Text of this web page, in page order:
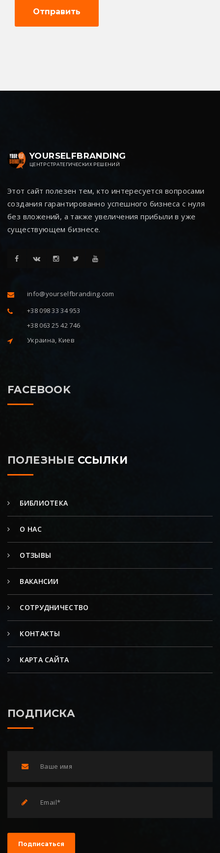
YOURSELFBRANDING
ЦЕНТР СТРАТЕГИЧЕСКИХ РЕШЕНИЙ
Этот сайт полезен тем, кто интересуется вопросами
создания гарантированно успешного бизнеса с нуля
без вложений, а также увеличения прибыли в уже
существующем бизнесе.
info@yourselfbranding.com
+38 098 33 34 953
+38 063 25 42 746
Украина, Киев
FACEBOOK
ПОЛЕЗНЫЕ ССЫЛКИ
БИБЛИОТЕКА
О НАС
ОТЗЫВЫ
ВАКАНСИИ
СОТРУДНИЧЕСТВО
КОНТАКТЫ
КАРТА САЙТА
ПОДПИСКА
Подписаться